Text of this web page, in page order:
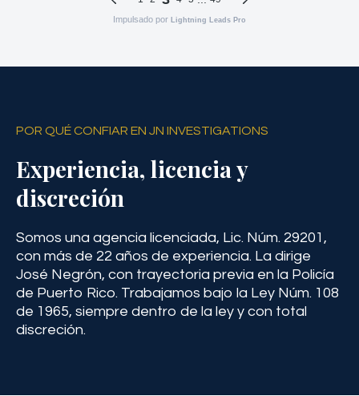
POR QUÉ CONFIAR EN JN INVESTIGATIONS
Experiencia, licencia y
discreción
Somos una agencia licenciada, Lic. Núm. 29201,
con más de 22 años de experiencia. La dirige
José Negrón, con trayectoria previa en la Policía
de Puerto Rico. Trabajamos bajo la Ley Núm. 108
de 1965, siempre dentro de la ley y con total
discreción.